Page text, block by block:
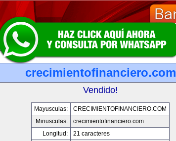
crecimientofinanciero.com
Vendido!
Mayusculas:
CRECIMIENTOFINANCIERO.COM
Minusculas:
crecimientofinanciero.com
Longitud:
21 caracteres